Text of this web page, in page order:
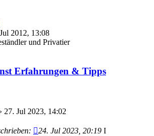
2012, 13:08
und Privatier
Erfahrungen & Tipps
27. Jul 2023, 14:02
24. Jul 2023, 20:19 I